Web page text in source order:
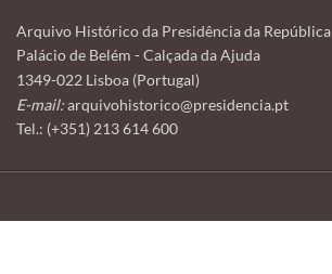
Arquivo Histórico da Presidência da República
Palácio de Belém - Calçada da Ajuda
1349-022 Lisboa (Portugal)
E-mail:arquivohistorico@presidencia.pt
Tel.: (+351) 213 614 600